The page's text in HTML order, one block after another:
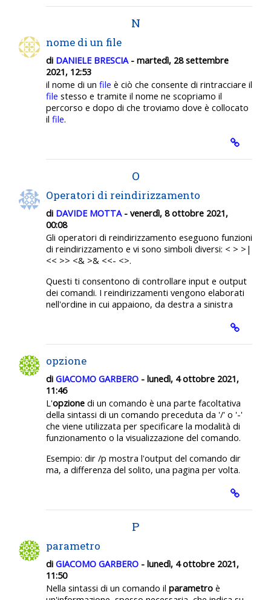
N
nome di un file
di DANIELE BRESCIA- martedì, 28 settembre
2021, 12:53
il nome di un file è ciò che consente di rintracciare il
file stesso e tramite il nome ne scopriamo il
percorso e dopo di che troviamo dove è collocato
il file.
O
Operatori di reindirizzamento
di DAVIDE MOTTA- venerdì, 8 ottobre 2021,
00:08
Gli operatori di reindirizzamento eseguono funzioni
di reindirizzamento e vi sono simboli diversi: < > >|
<< >> <& >& <<- <>.
Questi ti consentono di controllare input e output
dei comandi. I reindirizzamenti vengono elaborati
nell'ordine in cui appaiono, da destra a sinistra
opzione
di GIACOMO GARBERO - lunedì, 4 ottobre 2021,
11:46
L'opzione di un comando è una parte facoltativa
della sintassi di un comando preceduta da '/' o '-'
che viene utilizzata per specificare la modalità di
funzionamento o la visualizzazione del comando.
Esempio: dir /p mostra l'output del comando dir
ma, a differenza del solito, una pagina per volta.
P
parametro
di GIACOMO GARBERO - lunedì, 4 ottobre 2021,
11:50
Nella sintassi di un comando il parametro è